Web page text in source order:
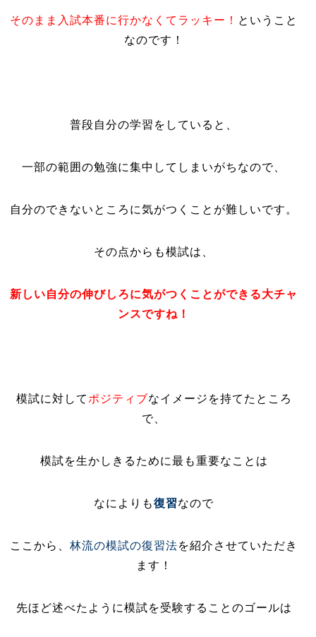
そのまま入試本番に行かなくてラッキー！ ということ
なのです！
普段自分の学習をしていると、
一部の範囲の勉強に集中してしまいがちなので、
自分のできないところに気がつくことが難しいです。
その点からも模試は、
新しい自分の伸びしろに気がつくことができる大チャ
ンスですね！
模試に対して ポジティブなイメージを持てたところ
で、
模試を生かしきるために最も重要なことは
なによりも復習なので
ここから、林流の模試の復習法を紹介させていただき
ます！
先ほど述べたように模試を受験することのゴールは